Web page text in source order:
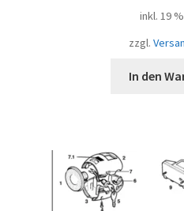
inkl. 19
zzgl.
In den